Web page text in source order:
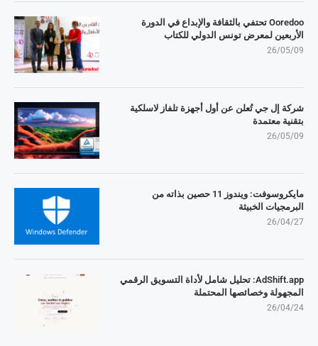
Ooredoo تحتفي بالثقافة والإبداع في الدورة
الأربعين لمعرض تونس الدولي للكتاب
26/05/09
شركة إل جي تُعلن عن أول أجهزة تلفاز لاسلكية
بتقنية معتمدة
26/05/09
مايكروسوفت: ويندوز 11 حصين بذاته من
البرمجيات الخبيثة
26/04/27
AdShift.app: تحليل شامل لأداة التسويق الرقمي
المجهولة وخصائصها المحتملة
26/04/24